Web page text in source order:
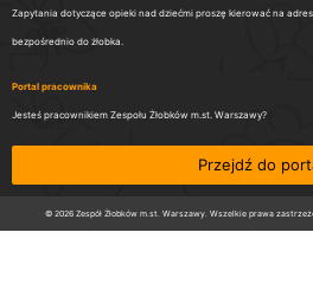
Zapytania dotyczące opieki nad dziećmi proszę kierować na
bezpośrednio do żłobka.
Portal pracownika
Jesteś pracownikiem Zespołu Żłobków m.st. Warszawy?
Przejdź do
© 2026 Zespół Żłobków m.st. Warszawy. Wszelkie prawa